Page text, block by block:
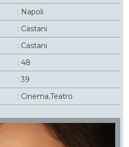
: Napoli
: Castani
: Castani
: 48
: 39
: Cinema,Teatro